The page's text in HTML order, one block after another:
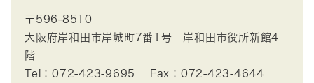
〒596-8510
大阪府岸和田市岸城町7番1号 岸和田市役所新館4
階
Tel：072-423-9695
Fax：072-423-4644